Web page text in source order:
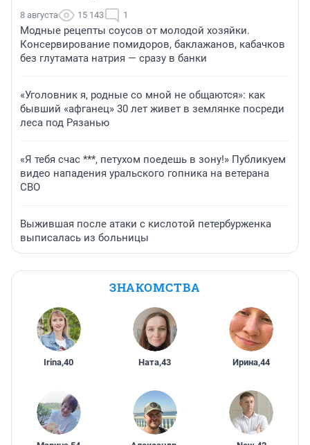
8 августа 15 143 1
Модные рецепты соусов от молодой хозяйки.
Консервирование помидоров, баклажанов, кабачков
без глутамата натрия — сразу в банки
«Уголовник я, родные со мной не общаются»: как
бывший «афганец» 30 лет живет в землянке посреди
леса под Рязанью
«Я тебя счас ***, петухом поедешь в зону!» Публикуем
видео нападения уральского гопника на ветерана
СВО
Выжившая после атаки с кислотой петербурженка
выписалась из больницы
ЗНАКОМСТВА
Irina,40 Ната,43 Ирина,44